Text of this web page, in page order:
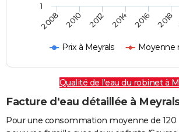
Prix à Meyrals Moyenne
2008 2010 2012 2014 2016 2018
1
Qualité de l'eau du robinet à
Facture d'eau détaillée à
Pour une consommation moyenne de